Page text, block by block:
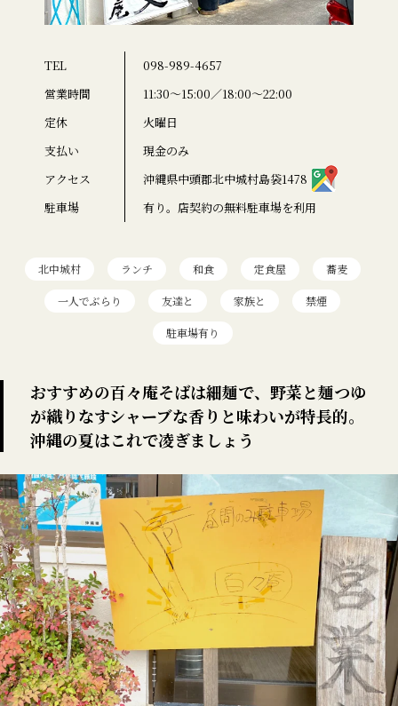
TEL
098-989-4657
営業時間
11:30〜15:00／18:00〜22:00
定休
火曜日
支払い
現金のみ
アクセス
沖縄県中頭郡北中城村島袋1478
駐車場
有り。店契約の無料駐車場を利用
北中城村 ランチ 和食 定食屋 蕎麦
一人でぶらり 友達と 家族と 禁煙
駐車場有り
おすすめの百々庵そばは細麺で、野菜と麺つゆ
が織りなすシャーブな香りと味わいが特長的。
沖縄の夏はこれで凌ぎましょう